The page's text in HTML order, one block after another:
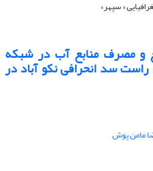
و مصرف منابع آب در شبکه
سد انحرافى نکو آباد در
مامن پوش